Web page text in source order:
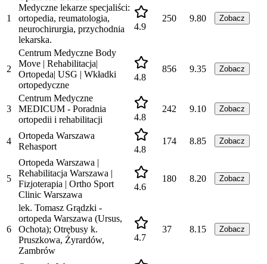
1
Medyczne lekarze specjaliści:
ortopedia, reumatologia,
neurochirurgia, przychodnia
lekarska.
4.9
250 9.80 Zobacz
2
Centrum Medyczne Body
Move | Rehabilitacja|
Ortopeda| USG | Wkładki
ortopedyczne
4.8
856 9.35 Zobacz
3
Centrum Medyczne
MEDICUM - Poradnia
ortopedii i rehabilitacji
4.8
242 9.10 Zobacz
4
Ortopeda Warszawa
Rehasport
4.8
174 8.85 Zobacz
5
Ortopeda Warszawa |
Rehabilitacja Warszawa |
Fizjoterapia | Ortho Sport
Clinic Warszawa
4.6
180 8.20 Zobacz
6
lek. Tomasz Grądzki -
ortopeda Warszawa (Ursus,
Ochota); Otrębusy k.
Pruszkowa, Żyrardów,
Zambrów
4.7
37 8.15 Zobacz